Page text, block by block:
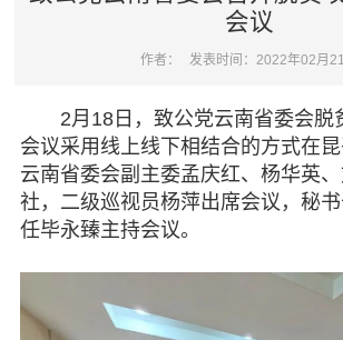
州市动态
履行职责
参政议政
海外联络
会议
作者： 发表时间：2022年02月
2月18日，致公党云南省委会脱
会议采用线上线下相结合的方式在
云南省委会副主委孟庆红、杨华英
社，二级巡视员杨萍出席会议，秘
任毕永臻主持会议。